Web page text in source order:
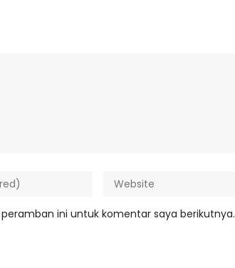
ini untuk komentar saya berikutnya.